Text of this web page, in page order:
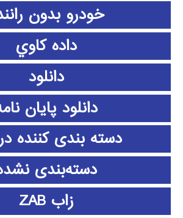
خودرو بدون
داده كاوي
دانلود
دانلود پايان
دسته بندی کننده
دسته‌بندی
زاب ZAB